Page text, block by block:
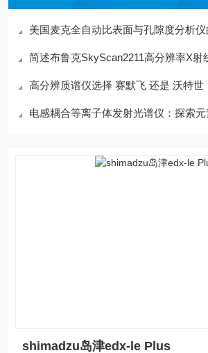
美国麦克全自动比表面与孔隙度分析
简述布鲁克SkyScan2211高分辨率X射
高分辨质谱仪选择 赛默飞 还是 沃特世
电感耦合等离子体发射光谱仪：探索
shimadzu岛津edx-le Plus